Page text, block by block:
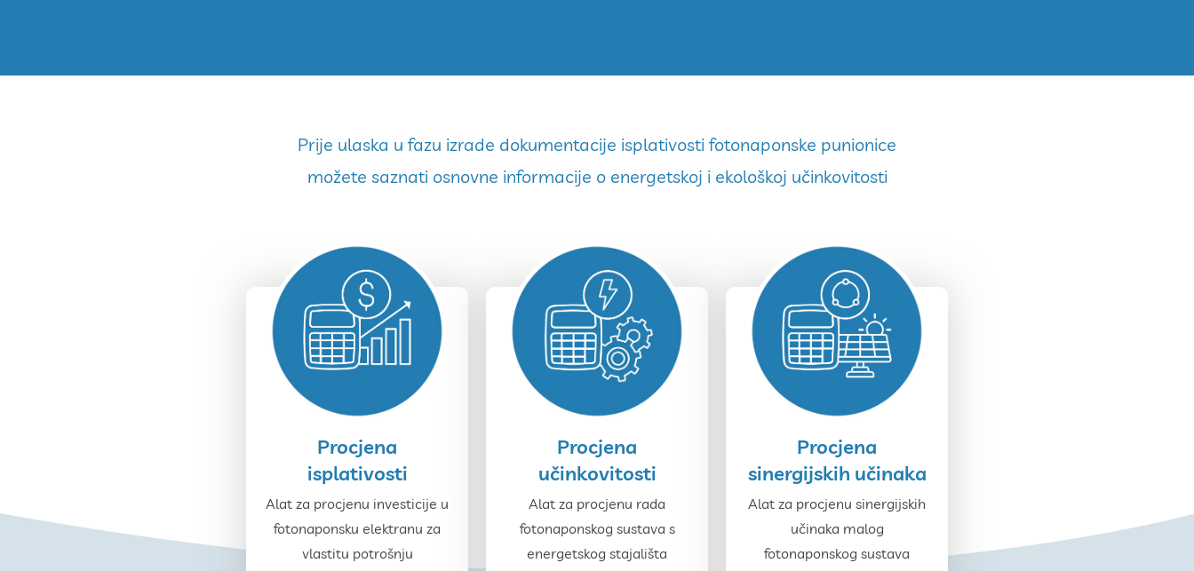
Prije ulaska u fazu izrade dokumentacije isplativosti fotonaponske punionice
možete saznati osnovne informacije o energetskoj i ekološkoj učinkovitosti
Procjena
isplativosti
Alat za procjenu investicije u
fotonaponsku elektranu za
vlastitu potrošnju
Procjena
učinkovitosti
Alat za procjenu rada
fotonaponskog sustava s
energetskog stajališta
Procjena
sinergijskih učinaka
Alat za procjenu sinergijskih
učinaka malog
fotonaponskog sustava